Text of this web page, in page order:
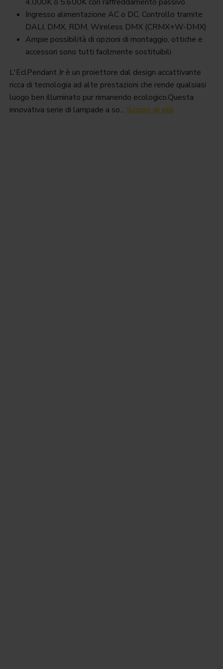
Ingresso alimentazione AC o DC. Controllo tramite
DALI, DMX, RDM, Wireless DMX (CRMX+W-DMX)
Ampie possibilità di opzioni di montaggio, ottiche e
accessori sono tutti facilmente sostituibili
L'EclPendant Jr è un proiettore dal design accattivante
ricca di tecnologia ad alte prestazioni che rende qualsiasi
luogo ben illuminato pur rimanendo ecologico.Questa
innovativa serie di lampade a so... Scopri di più